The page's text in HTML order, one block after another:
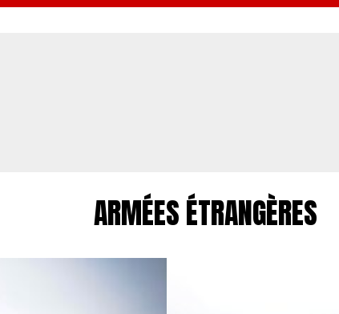
ARMÉES ÉTRANGÈRES